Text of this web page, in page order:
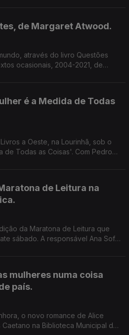
de Margaret Atwood.
através do livro Questões
ocasionais, 2004-2021, de
é a Medida de Todas
a Oeste, na Lourinhã, sob o
de Todas as Coisas'. Com Pedro
de Leitura na
da Maratona de Leitura que
sábado. A responsável Ana Sofia
mulheres numa coisa
país.
o novo romance de Alice
na Biblioteca Municipal de